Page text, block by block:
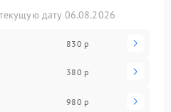
дату 06.08.2026
830 р
380 р
980 р